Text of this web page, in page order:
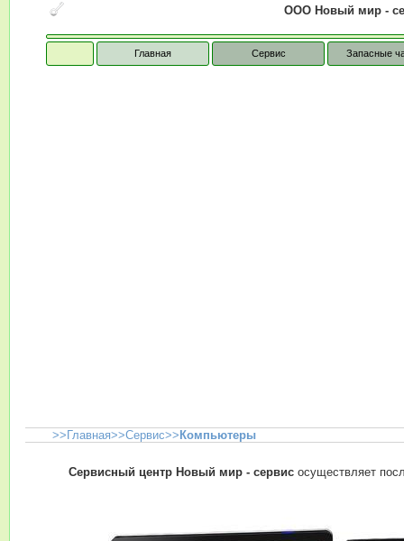
ООО Новый мир -
Главная Сервис Запасные
>> Главная>>Сервис>> Компьютеры
Сервисный центр Новый мир - сервис осуществляет